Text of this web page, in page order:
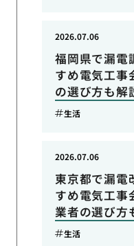
福岡県で漏電
すめ電気工事
の選び方も解
2026.07.06
生活
東京都で漏電
すめ電気工事
業者の選び方
2026.07.06
生活